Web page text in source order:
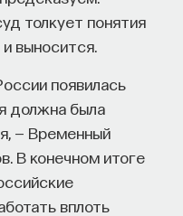
толкует понятия
выносится.
появилась
должна была
— Временный
В конечном итоге
вплоть
материал?
обмануть суд,
что ученые
языке, умеют
они мало кому
еще одним
понятность:
в письменной или
что, с вашей точки
деле. Вас